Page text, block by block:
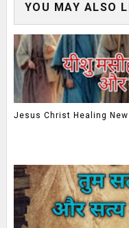
YOU MAY ALSO
Jesus Christ Healing